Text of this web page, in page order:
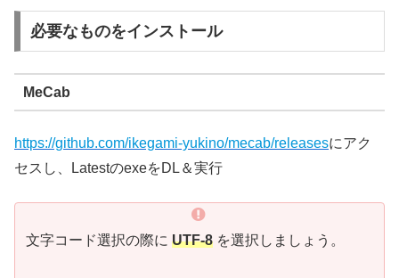
必要なものをインストール
MeCab
https://github.com/ikegami-yukino/mecab/releasesにアク
セスし、LatestのexeをDL＆実行
文字コード選択の際に UTF-8 を選択しましょう。